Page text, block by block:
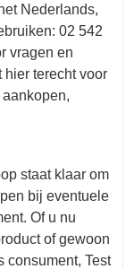
Nederlands,
02 542
vragen en
terecht voor
staat klaar om
bij eventuele
Of u nu
of gewoon
consument, Test